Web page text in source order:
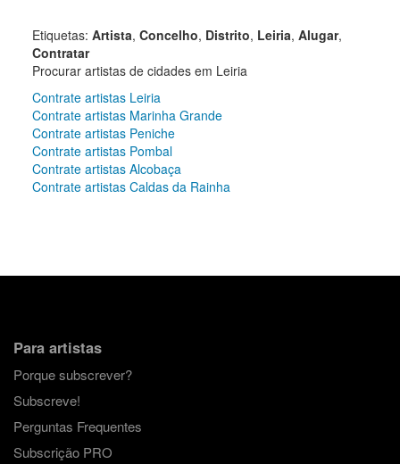
Etiquetas: Artista, Concelho, Distrito, Leiria, Alugar,
Contratar
Procurar artistas de cidades em Leiria
Contrate artistas Leiria
Contrate artistas Marinha Grande
Contrate artistas Peniche
Contrate artistas Pombal
Contrate artistas Alcobaça
Contrate artistas Caldas da Rainha
Para artistas
Porque subscrever?
Subscreve!
Perguntas Frequentes
Subscrição PRO